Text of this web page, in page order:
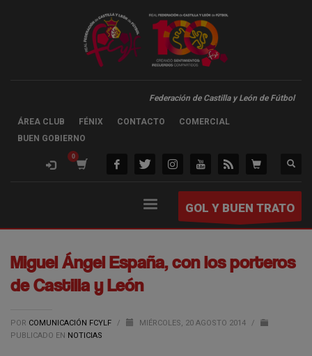
Federación de Castilla y León de Fútbol
ÁREA CLUB FÉNIX CONTACTO
COMERCIAL
BUEN GOBIERNO
GOL Y BUEN TRATO
Miguel Ángel España, con los porteros
de Castilla y León
POR COMUNICACIÓN FCYLF / MIÉRCOLES, 20 AGOSTO 2014
/
PUBLICADO EN NOTICIAS